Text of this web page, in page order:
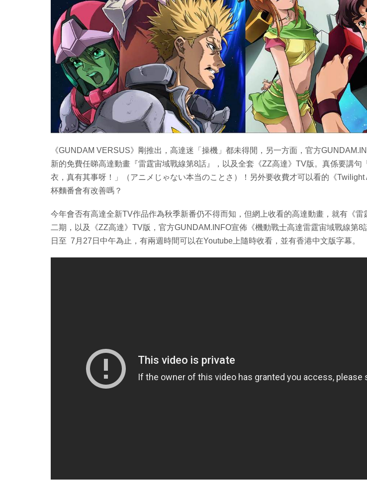
《GUNDAM VERSUS》剛推出，高達迷「操機」都未得閒，另一方面，官方
新的免費任睇高達動畫『雷霆宙域戰線第8話』，以及全套《ZZ高達》TV版。真係要講句
衣，真有其事呀！」（アニメじゃない本当のことさ）！另外要收費才可以看的《Twilight
杯麵番會有改善嗎？
今年會否有高達全新TV作品作為秋季新番仍不得而知，但網上收看的高達動畫，就有《雷
二期，以及《ZZ高達》TV版，官方GUNDAM.INFO宣佈《機動戰士高達雷霆宙域戰線第8
日至 7月27日中午為止，有兩週時間可以在Youtube上隨時收看，並有香港中文版字幕。